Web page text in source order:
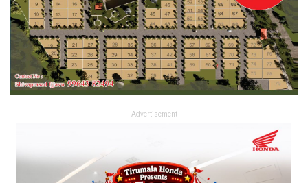
Advertisement